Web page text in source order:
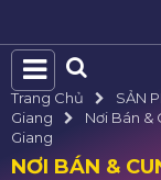
Trang Chủ SẢN
Giang
Nơi Bán &
Giang
NƠI BÁN &